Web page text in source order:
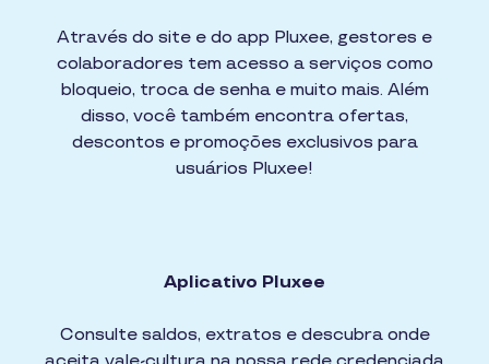
Através do site e do app Pluxee, gestores e
colaboradores tem acesso a serviços como
bloqueio, troca de senha e muito mais. Além
disso, você também encontra ofertas,
descontos e promoções exclusivos para
usuários Pluxee!
Aplicativo Pluxee
Consulte saldos, extratos e descubra onde